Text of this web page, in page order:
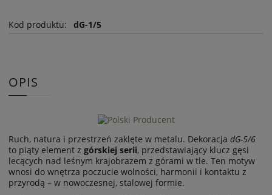
Kod produktu: dG-1/5
OPIS
Ruch, natura i przestrzeń zaklęte w metalu. Dekoracja dG-5/6
to piąty element z górskiej serii, przedstawiający klucz gęsi
lecących nad leśnym krajobrazem z górami w tle. Ten motyw
wnosi do wnętrza poczucie wolności, harmonii i kontaktu z
przyrodą – w nowoczesnej, stalowej formie.